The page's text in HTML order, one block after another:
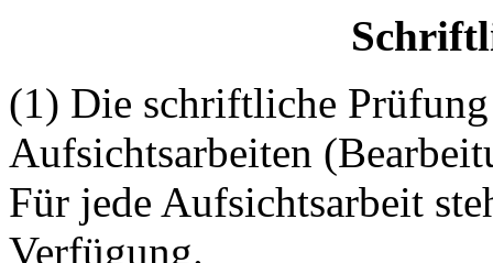
(1) Die schriftliche Prüfung
Aufsichtsarbeiten
Für jede Aufsichtsarbeit
Verfügung.